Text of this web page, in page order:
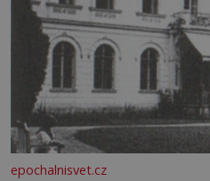
epochalnisvet.cz